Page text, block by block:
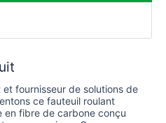
fournisseur de solutions de
ce fauteuil roulant
en fibre de carbone conçu